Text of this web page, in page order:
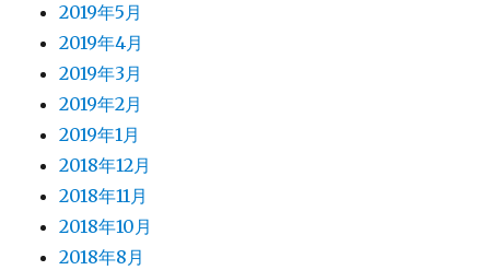
2019年5月
2019年4月
2019年3月
2019年2月
2019年1月
2018年12月
2018年11月
2018年10月
2018年8月